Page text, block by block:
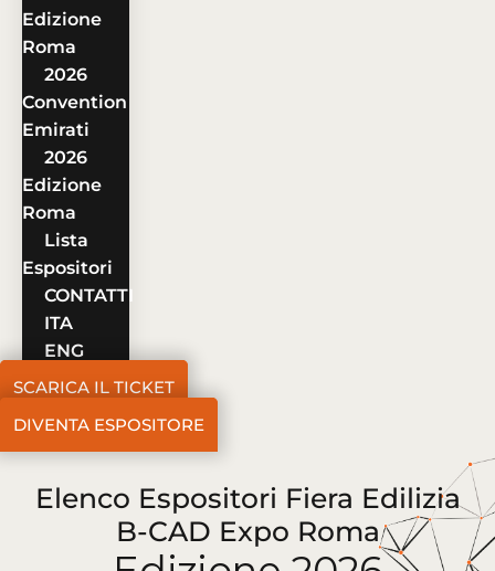
Edizione
Roma
2026
Convention
Emirati
2026
Edizione
Roma
Lista
Espositori
CONTATTI
ITA
ENG
SCARICA IL TICKET
DIVENTA ESPOSITORE
Elenco Espositori Fiera Edilizia
B-CAD Expo Roma